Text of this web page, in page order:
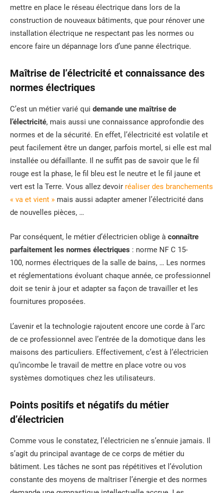
mettre en place le réseau électrique dans lors de la
construction de nouveaux bâtiments, que pour rénover une
installation électrique ne respectant pas les normes ou
encore faire un dépannage lors d’une panne électrique.
Maîtrise de l’électricité et connaissance des
normes électriques
C’est un métier varié qui demande une maîtrise de
l’électricité, mais aussi une connaissance approfondie des
normes et de la sécurité. En effet, l’électricité est volatile et
peut facilement être un danger, parfois mortel, si elle est mal
installée ou défaillante. Il ne suffit pas de savoir que le fil
rouge est la phase, le fil bleu est le neutre et le fil jaune et
vert est la Terre. Vous allez devoir réaliser des branchements
« va et vient » mais aussi adapter amener l’électricité dans
de nouvelles pièces, …
Par conséquent, le métier d’électricien oblige à connaître
parfaitement les normes électriques : norme NF C 15-
100, normes électriques de la salle de bains, … Les normes
et réglementations évoluant chaque année, ce professionnel
doit se tenir à jour et adapter sa façon de travailler et les
fournitures proposées.
L’avenir et la technologie rajoutent encore une corde à l’arc
de ce professionnel avec l’entrée de la domotique dans les
maisons des particuliers. Effectivement, c’est à l’électricien
qu’incombe le travail de mettre en place votre ou vos
systèmes domotiques chez les utilisateurs.
Points positifs et négatifs du métier
d’électricien
Comme vous le constatez, l’électricien ne s’ennuie jamais. Il
s’agit du principal avantage de ce corps de métier du
bâtiment. Les tâches ne sont pas répétitives et l’évolution
constante des moyens de maîtriser l’énergie et des normes